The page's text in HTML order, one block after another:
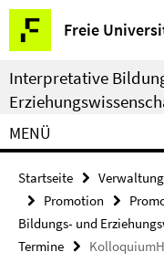
Springe
direkt
zu
Inhalt
Freie
Service-
Navigation
Interpretative
MENÜ
Startseite
Promotion
Bildungs- und
Termine